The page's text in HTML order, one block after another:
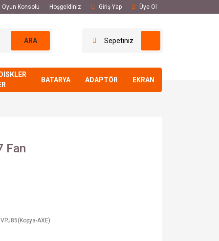
Oyun Konsolu Hoşgeldiniz Giriş Yap Üye Ol
ARA Sepetiniz
BATARYA ADAPTÖR EKRAN
Fan
AXE)